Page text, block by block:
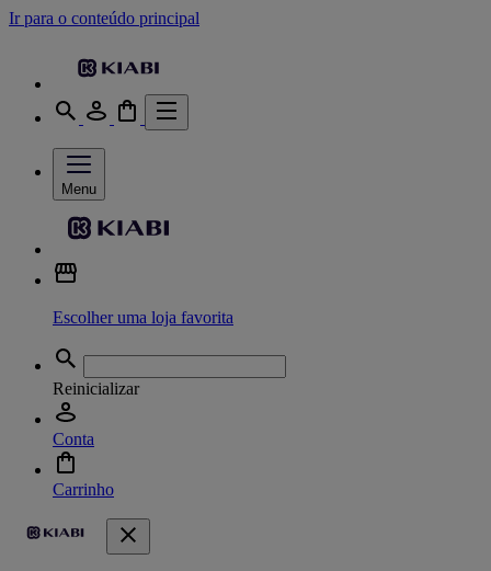
Ir para o conteúdo principal
Menu
Escolher uma loja favorita
Reinicializar
Conta
Carrinho